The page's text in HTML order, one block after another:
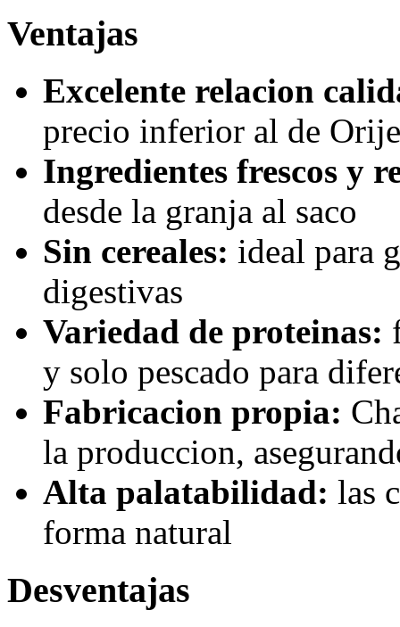
Ventajas
Excelente relacion
precio inferior al de
Ingredientes frescos y
desde la granja al saco
Sin cereales: ideal para
digestivas
Variedad de proteinas:
y solo pescado para
Fabricacion propia:
la produccion,
Alta palatabilidad: las
forma natural
Desventajas